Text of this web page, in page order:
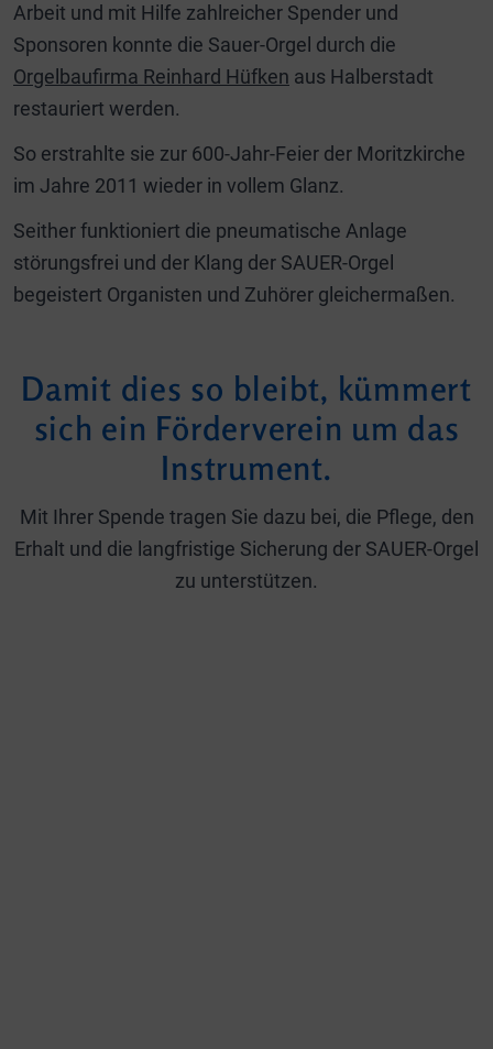
Arbeit und mit Hilfe zahlreicher Spender und
Sponsoren konnte die Sauer-Orgel durch die
Orgelbaufirma Reinhard Hüfken aus Halberstadt
restauriert werden.
So erstrahlte sie zur 600-Jahr-Feier der Moritzkirche
im Jahre 2011 wieder in vollem Glanz.
Seither funktioniert die pneumatische Anlage
störungsfrei und der Klang der SAUER-Orgel
begeistert Organisten und Zuhörer gleichermaßen.
Damit dies so bleibt, kümmert
sich ein Förderverein um das
Instrument.
Mit Ihrer Spende tragen Sie dazu bei, die Pflege, den
Erhalt und die langfristige Sicherung der SAUER-Orgel
zu unterstützen.